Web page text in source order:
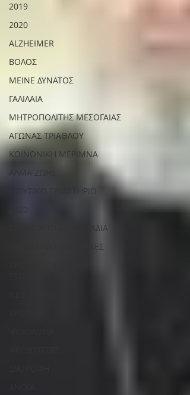
2019
2020
ALZHEIMER
ΒΟΛΟΣ
ΜΕΙΝΕ ΔΥΝΑΤΟΣ
ΓΑΛΙΛΑΙΑ
ΜΗΤΡΟΠΟΛΙΤΗΣ ΜΕΣΟΓΑΙΑΣ
ΑΓΩΝΑΣ ΤΡΙΑΘΛΟΥ
ΚΟΙΝΩΝΙΚΗ ΜΕΡΙΜΝΑ
ΑΛΜΑ ΖΩΗΣ
ΜΟΥΣΙΚΟ ΕΡΓΑΣΤΗΡΙΟ
2020
ΕΝΗΜΕΡΩΤΙΚΑ ΦΥΛΛΑΔΙΑ
ΠΑΣΧΑΛΙΝΕΣ ΛΑΜΠΑΔΕΣ